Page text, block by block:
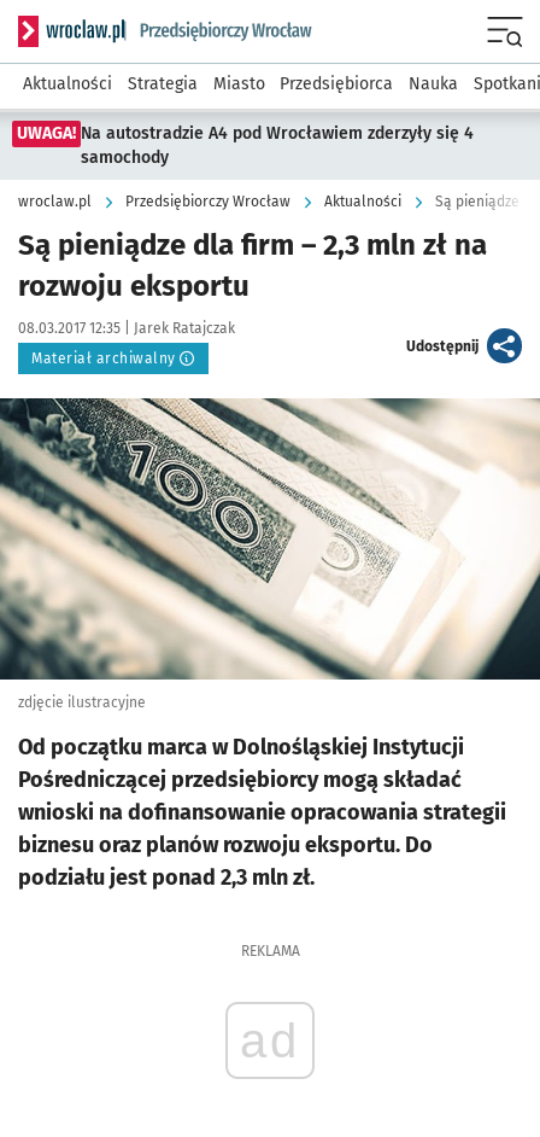
Serwis informacyjny wroclaw.pl podserwis: Strategia
Aktualności Strategia Miasto Przedsiębiorca Nauka
UWAGA! Na autostradzie A4 pod Wrocławiem zderzyły się 4
samochody
wroclaw.pl Przedsiębiorczy Wrocław Aktualności Są pieniądze
Są pieniądze dla firm – 2,3 mln zł na
rozwoju eksportu
Data publikacji:
08.03.2017 12:35 | Autor:
Jarek Ratajczak
Materiał archiwalny
Udostępnijartykuł
Kliknij, aby powiększyć
zdjęcie ilustracyjne
Od początku marca w Dolnośląskiej Instytucji
Pośredniczącej przedsiębiorcy mogą składać
wnioski na dofinansowanie opracowania strategii
biznesu oraz planów rozwoju eksportu. Do
podziału jest ponad 2,3 mln zł.
REKLAMA
ad